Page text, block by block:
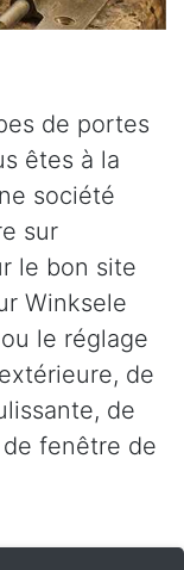
de portes
êtes à la
société
sur
le bon site
Winksele
le réglage
de
de
fenêtre de